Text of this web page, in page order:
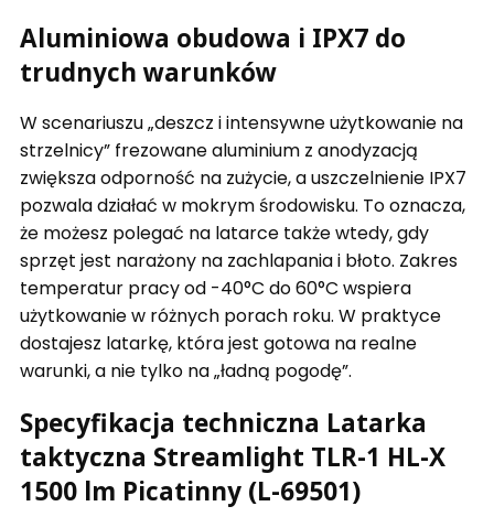
Aluminiowa obudowa i IPX7 do
trudnych warunków
W scenariuszu „deszcz i intensywne użytkowanie na
strzelnicy” frezowane aluminium z anodyzacją
zwiększa odporność na zużycie, a uszczelnienie IPX7
pozwala działać w mokrym środowisku. To oznacza,
że możesz polegać na latarce także wtedy, gdy
sprzęt jest narażony na zachlapania i błoto. Zakres
temperatur pracy od -40°C do 60°C wspiera
użytkowanie w różnych porach roku. W praktyce
dostajesz latarkę, która jest gotowa na realne
warunki, a nie tylko na „ładną pogodę”.
Specyfikacja techniczna Latarka
taktyczna Streamlight TLR-1 HL-X
1500 lm Picatinny (L-69501)